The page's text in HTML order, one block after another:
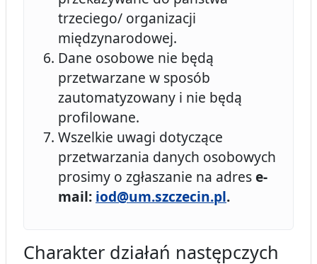
trzeciego/ organizacji
międzynarodowej.
Dane osobowe nie będą
przetwarzane w sposób
zautomatyzowany i nie będą
profilowane.
Wszelkie uwagi dotyczące
przetwarzania danych osobowych
prosimy o zgłaszanie na adrese-
mail: iod@um.szczecin.pl.
Charakter działań następczych